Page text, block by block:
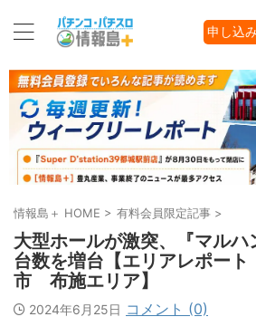
申し込
情報島＋ HOME > 有料会員限定記事 >
大型ホールが激突、『マルハ
台数を増台【エリアレポー
市 布施エリア】
2024年6月25日 コメント (0)